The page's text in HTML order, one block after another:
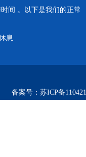
间 。以下是我们的正常
息
备案号： 苏ICP备